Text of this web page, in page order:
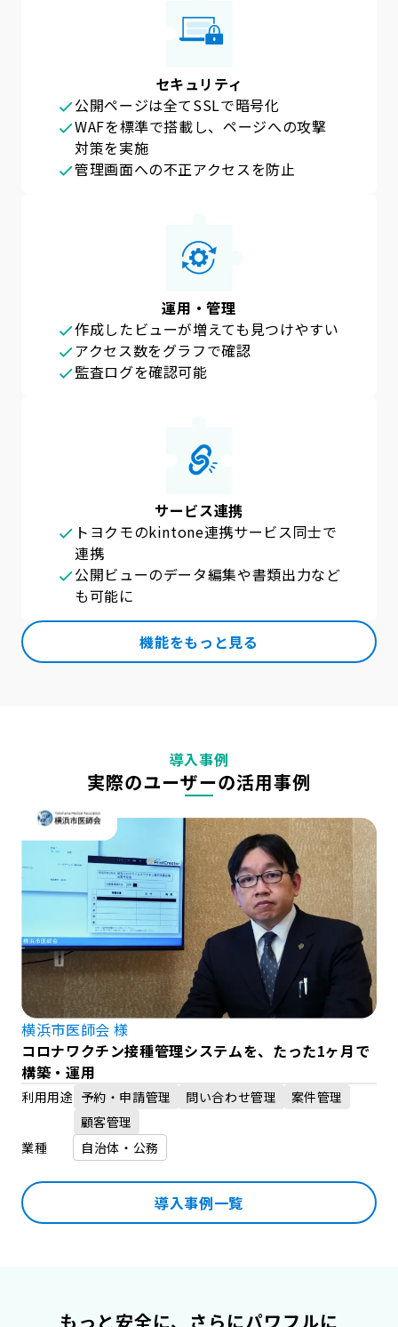
セキュリティ
公開ページは全てSSLで暗号化
WAFを標準で搭載し、ページへの攻撃
対策を実施
管理画面への不正アクセスを防止
運用・管理
作成したビューが増えても見つけやすい
アクセス数をグラフで確認
監査ログを確認可能
サービス連携
トヨクモのkintone連携サービス同士で
連携
公開ビューのデータ編集や書類出力など
も可能に
機能をもっと見る
導入事例
実際のユーザーの活用事例
横浜市医師会 様
コロナワクチン接種管理システムを、たった1ヶ月で
構築・運用
利用用途 予約・申請管理 問い合わせ管理
案件管理
顧客管理
業種
自治体・公務
導入事例一覧
もっと安全に、さらにパワフルに